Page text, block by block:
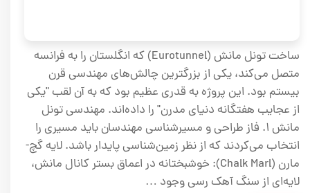
ساخت تونل مانش (Eurotunnel) که انگلستان را به فرانسه
متصل می‌کند، یکی از بزرگترین چالش‌های مهندسی قرن
بیستم بود. این پروژه به قدری عظیم بود که به آن لقب "یکی
از عجایب هفتگانه دنیای مدرن" را داده‌اند. مهندسی تونل
مانش ۱. فاز طراحی و مسیرشناسی مهندسان باید مسیری را
انتخاب می‌کردند که از نظر زمین‌شناسی پایدار باشد. لایه گچ-
مارن (Chalk Marl): خوشبختانه در اعماق بستر کانال مانش،
لایه‌ای از سنگ آهک رسی وجود …